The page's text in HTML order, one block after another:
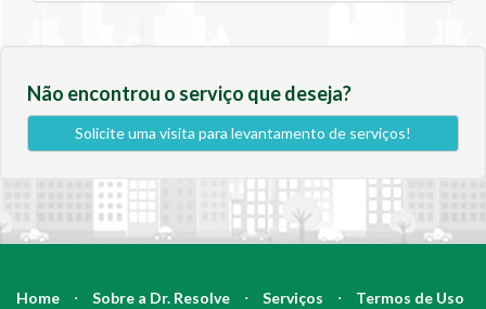
Não encontrou o serviço que deseja?
Solicite uma visita para levantamento de serviços!
Home ⋅ Sobre a Dr. Resolve ⋅ Serviços ⋅
Termos de Uso